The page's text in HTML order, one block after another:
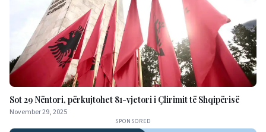
Sot 29 Nëntori, përkujtohet 81-vjetori i Çlirimit të Shqipërisë
November 29, 2025
SPONSORED